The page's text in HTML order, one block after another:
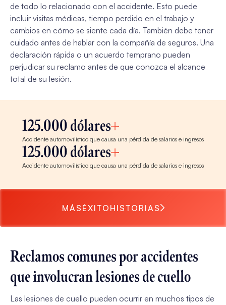
de todo lo relacionado con el accidente. Esto puede
incluir visitas médicas, tiempo perdido en el trabajo y
cambios en cómo se siente cada día. También debe tener
cuidado antes de hablar con la compañía de seguros. Una
declaración rápida o un acuerdo temprano pueden
perjudicar su reclamo antes de que conozca el alcance
total de su lesión.
125.000 dólares
Accidente automovilístico que causa una pérdida de salarios e ingresos
125.000 dólares
Accidente automovilístico que causa una pérdida de salarios e ingresos
MÁS ÉXITO HISTORIAS
Reclamos comunes por accidentes
que involucran lesiones de cuello
Las lesiones de cuello pueden ocurrir en muchos tipos de